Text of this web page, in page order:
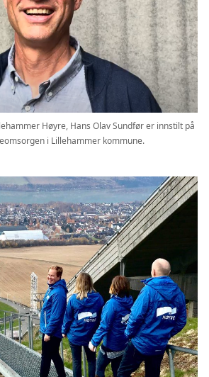
Høyre, Hans Olav Sundfør er innstilt på
i Lillehammer kommune.